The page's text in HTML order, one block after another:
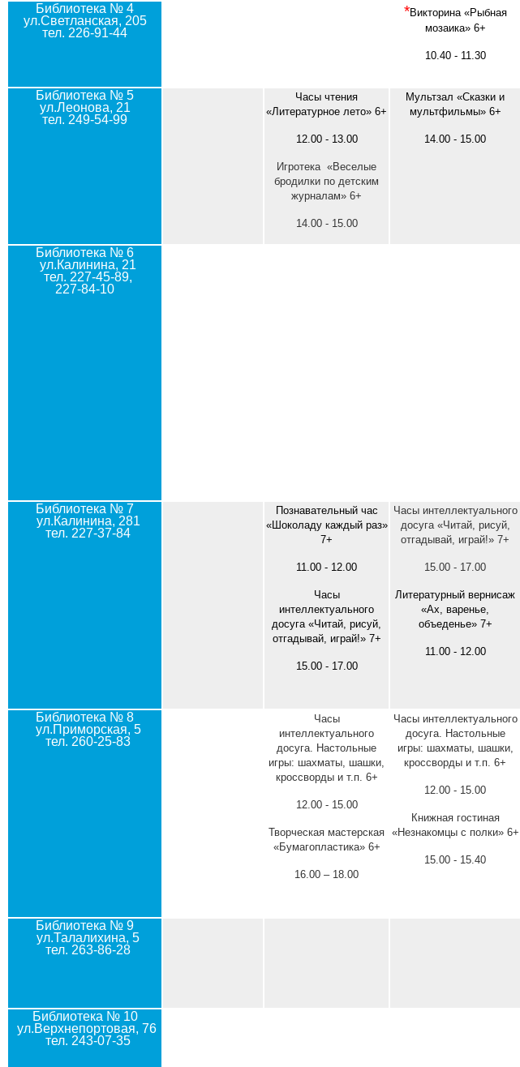
Библиотека № 4
ул.Светланская, 205
тел. 226-91-44
*Викторина «Рыбная
мозаика» 6+
10.40 - 11.30
Библиотека № 5
ул.Леонова, 21
тел. 249-54-99
Часы чтения
«Литературное лето» 6+
12.00 - 13.00
Игротека «Веселые
бродилки по детским
журналам» 6+
14.00 - 15.00
Мультзал «Сказки и
мультфильмы» 6+
14.00 - 15.00
Библиотека № 6
ул.Калинина, 21
тел. 227-45-89,
227-84-10
Библиотека № 7
ул.Калинина, 281
тел. 227-37-84
Познавательный час
«Шоколаду каждый раз»
7+
11.00 - 12.00
Часы
интеллектуального
досуга «Читай, рисуй,
отгадывай, играй!» 7+
15.00 - 17.00
Часы интеллектуального
досуга «Читай, рисуй,
отгадывай, играй!» 7+
15.00 - 17.00
Литературный вернисаж
«Ах, варенье,
объеденье» 7+
11.00 - 12.00
Библиотека № 8
ул.Приморская, 5
тел. 260-25-83
Часы
интеллектуального
досуга. Настольные
игры: шахматы, шашки,
кроссворды и т.п. 6+
12.00 - 15.00
Творческая мастерская
«Бумагопластика» 6+
16.00 – 18.00
Часы интеллектуального
досуга. Настольные
игры: шахматы, шашки,
кроссворды и т.п. 6+
12.00 - 15.00
Книжная гостиная
«Незнакомцы с полки» 6+
15.00 - 15.40
Библиотека № 9
ул.Талалихина, 5
тел. 263-86-28
Библиотека № 10
ул.Верхнепортовая, 76
тел. 243-07-35